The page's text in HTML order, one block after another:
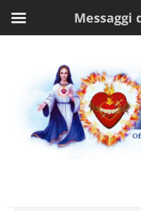
Messaggi